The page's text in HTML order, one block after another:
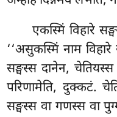
एकस्मिं विहारे
‘‘असुकस्मिं नाम विहारे
सङ्घस्स दानेन,
परिणामेति, दुक्कटं.
सङ्घस्स वा गणस्स वा